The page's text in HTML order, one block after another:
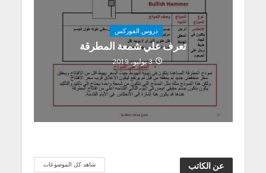
دروس الفوركس
تعرف علي شمعة المطرقة
3 يوليو، 2019
عن الكاتب شاهد كل الموضوعات